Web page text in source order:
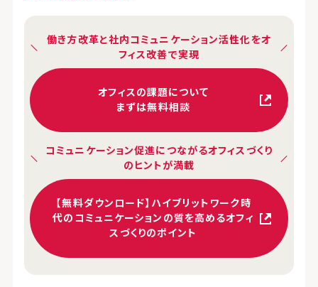
働き方改革と社内コミュニケーション活性化をオ
フィス改善で実現
オフィスの課題について
まずは無料相談
コミュニケーション促進につながるオフィスづくり
のヒントが満載
【無料ダウンロード】ハイブリットワーク時
代のコミュニケーションの質を高めるオフィ
スづくりのポイント